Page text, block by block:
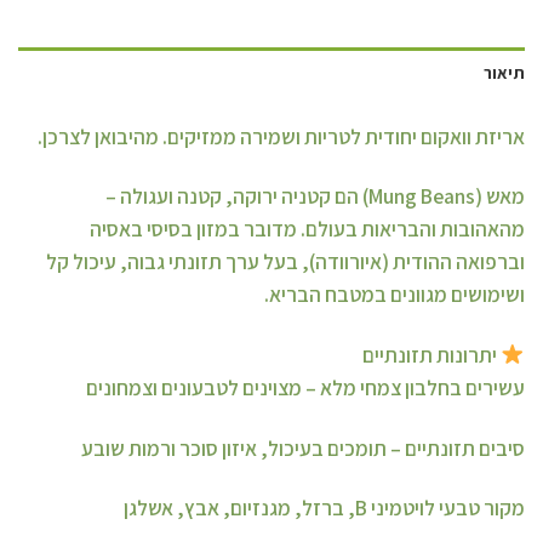
תיאור
אריזת וואקום יחודית לטריות ושמירה ממזיקים. מהיבואן לצרכן.
מאש (Mung Beans) הם קטניה ירוקה, קטנה ועגולה –
מהאהובות והבריאות בעולם. מדובר במזון בסיסי באסיה
וברפואה ההודית (איורוודה), בעל ערך תזונתי גבוה, עיכול קל
ושימושים מגוונים במטבח הבריא.
יתרונות תזונתיים
עשירים בחלבון צמחי מלא – מצוינים לטבעונים וצמחונים
סיבים תזונתיים – תומכים בעיכול, איזון סוכר ורמות שובע
מקור טבעי לויטמיני B, ברזל, מגנזיום, אבץ, אשלגן